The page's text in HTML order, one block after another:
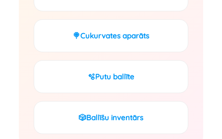
🍭Cukurvates aparāts
🫧Putu ballīte
🎲Ballīšu inventārs